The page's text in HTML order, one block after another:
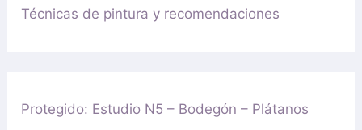
Técnicas de pintura y recomendaciones
Protegido: Estudio N5 – Bodegón – Plátanos